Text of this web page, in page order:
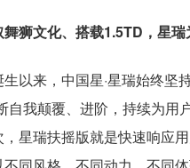
舞狮文化、搭载1.5TD，星
生以来，中国星·星瑞始终坚
自我颠覆、进阶，持续为用
星瑞扶摇版就是快速响应